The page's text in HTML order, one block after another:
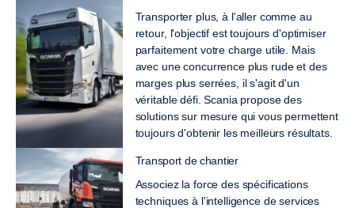
Transporter plus, à l'aller comme au
retour, l'objectif est toujours d'optimiser
parfaitement votre charge utile. Mais
avec une concurrence plus rude et des
marges plus serrées, il s'agit d'un
véritable défi. Scania propose des
solutions sur mesure qui vous permettent
toujours d'obtenir les meilleurs résultats.
Transport de chantier
Associez la force des spécifications
techniques à l'intelligence de services